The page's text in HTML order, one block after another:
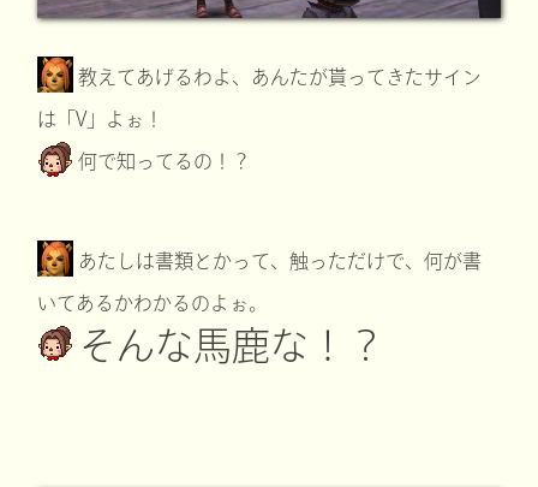
教えてあげるわよ、あんたが貰ってきたサイン
は「V」よぉ！
何で知ってるの！？
あたしは書類とかって、触っただけで、何が書
いてあるかわかるのよぉ。
そんな馬鹿な！？